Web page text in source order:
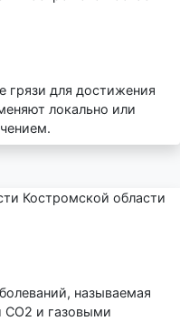
грязи для достижения
локально или
называемая
СО2 и газовыми